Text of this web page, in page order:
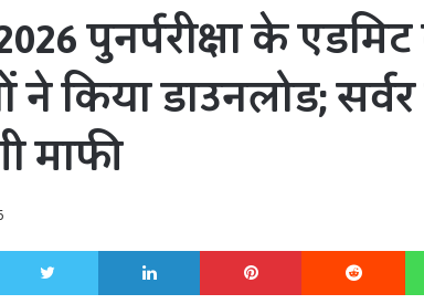
पुनर्परीक्षा के एडमिट
ने किया डाउनलोड;
माफी
Twitter LinkedIn Pinterest